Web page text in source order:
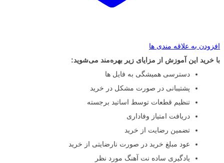
افزودن به علاقه مندی ها
با خرید این آموزش از مزایای زیر بهره‌مند می‌شوید:
دسترسی همیشگی به فایل ها
پشتیبانی در صورت مشکل در خرید
تنظیم قطعات توسط اساتید برجسته
دریافت امتیاز وفاداری
تضمین رضایت از خرید
عود مبلغ خرید در صورت نارضایتی از خرید
یادگیری ساده نت آهنگ مورد نظر